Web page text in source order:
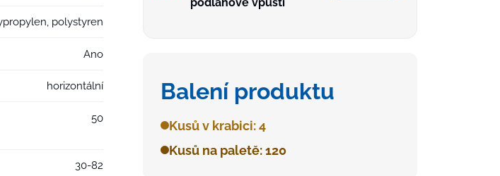
polystyren
Ano
horizontální
50
30-82
podlahové vpusti
Balení produktu
Kusů v krabici: 4
Kusů na paletě: 120